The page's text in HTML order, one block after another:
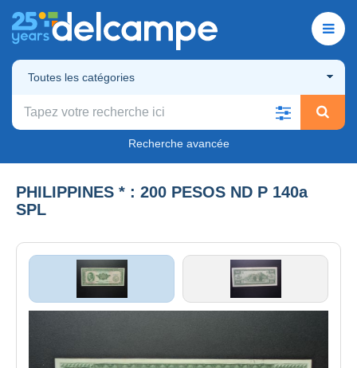
Toutes les catégories
Recherche avancée
PHILIPPINES * : 200 PESOS ND P 140a
SPL